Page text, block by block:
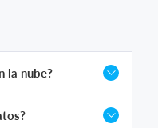
la nube?